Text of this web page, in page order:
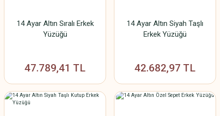
14 Ayar Altın Sıralı Erkek
Yüzüğü
47.789,41 TL
14 Ayar Altın Siyah Taşlı
Erkek Yüzüğü
42.682,97 TL